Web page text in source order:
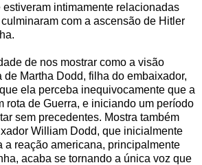
intimamente relacionadas
com a ascensão de Hitler
de nos mostrar como a visão
de Martha Dodd, filha do embaixador,
ela perceba inequivocamente que a
rota de Guerra, e iniciando um período
sem precedentes. Mostra também
William Dodd, que inicialmente
a reação americana, principalmente
acaba se tornando a única voz que